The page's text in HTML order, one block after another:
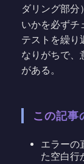
ダリング部分
いかを必ずチ
テストを繰り
なりがちで、
がある。
この記事
エラーの
た空白行